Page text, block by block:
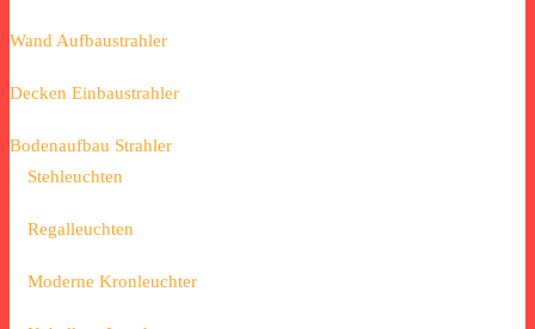
Wand Aufbaustrahler
Decken Einbaustrahler
Bodenaufbau Strahler
Stehleuchten
Regalleuchten
Moderne Kronleuchter